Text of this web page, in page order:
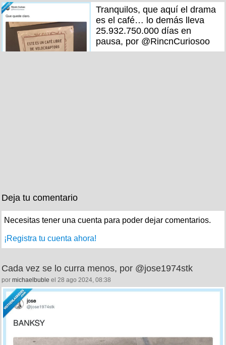
Tranquilos, que aquí el drama
es el café… lo demás lleva
25.932.750.000 días en
pausa, por @RincnCuriosoo
Deja tu comentario
Necesitas tener una cuenta para poder dejar comentarios.
¡Registra tu cuenta ahora!
Cada vez se lo curra menos, por @jose1974stk
por michaelbuble el 28 ago 2024, 08:38